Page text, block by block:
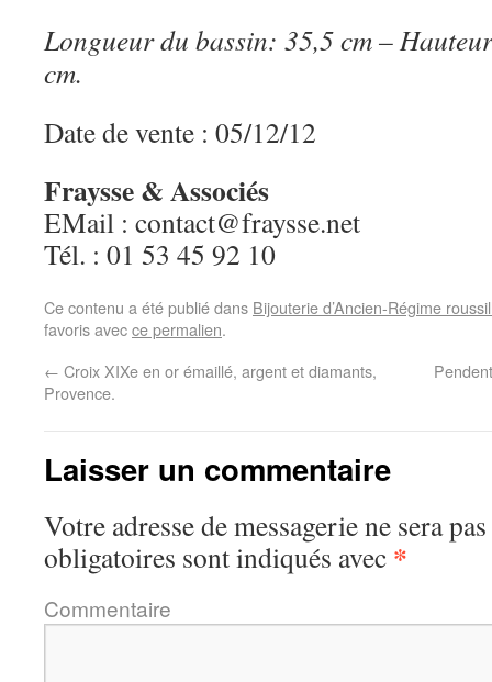
Longueur du bassin: 35,5 cm –
cm.
Date de vente : 05/12/12
Fraysse & Associés
EMail : contact@fraysse.net
Tél. : 01 53 45 92 10
Ce contenu a été publié dans Bijouterie d’Ancien-Régime
favoris avecce permalien.
← Croix XIXe en or émaillé, argent et diamants,
Provence.
Laisser un commentaire
Votre adresse de messagerie ne sera
obligatoires sont indiqués avec *
Commentaire